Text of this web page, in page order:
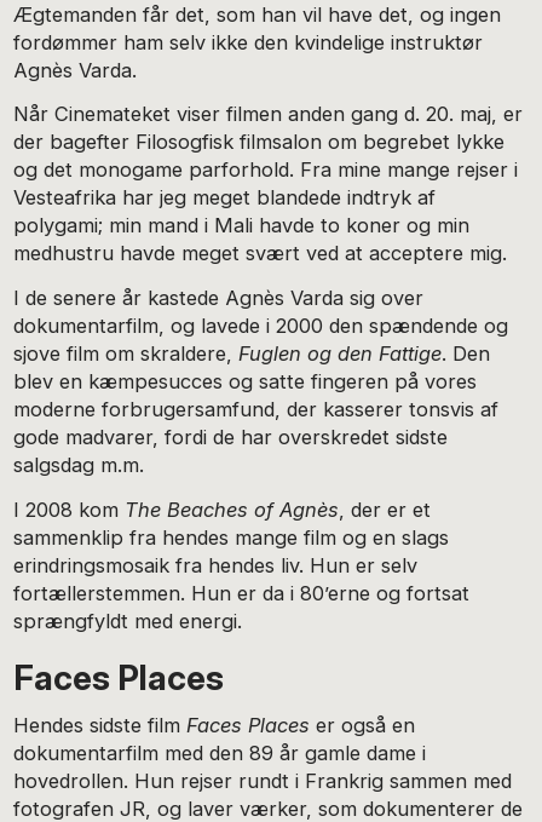
Ægtemanden får det, som han vil have det, og ingen
fordømmer ham selv ikke den kvindelige instruktør
Agnès Varda.
Når Cinemateket viser filmen anden gang d. 20. maj, er
der bagefter Filosogfisk filmsalon om begrebet lykke
og det monogame parforhold. Fra mine mange rejser i
Vesteafrika har jeg meget blandede indtryk af
polygami; min mand i Mali havde to koner og min
medhustru havde meget svært ved at acceptere mig.
I de senere år kastede Agnès Varda sig over
dokumentarfilm, og lavede i 2000 den spændende og
sjove film om skraldere, Fuglen og den Fattige. Den
blev en kæmpesucces og satte fingeren på vores
moderne forbrugersamfund, der kasserer tonsvis af
gode madvarer, fordi de har overskredet sidste
salgsdag m.m.
I 2008 kom The Beaches of Agnès , der er et
sammenklip fra hendes mange film og en slags
erindringsmosaik fra hendes liv. Hun er selv
fortællerstemmen. Hun er da i 80’erne og fortsat
sprængfyldt med energi.
Faces Places
Hendes sidste film Faces Placeser også en
dokumentarfilm med den 89 år gamle dame i
hovedrollen. Hun rejser rundt i Frankrig sammen med
fotografen JR, og laver værker, som dokumenterer de